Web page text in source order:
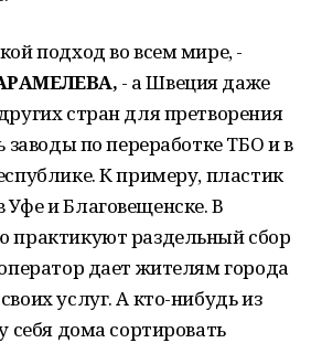
подход во всем мире, -
- а Швеция даже
стран для претворения
заводы по переработке ТБО и в
К примеру, пластик
и Благовещенске. В
практикуют раздельный сбор
дает жителям города
услуг. А кто-нибудь из
себя дома сортировать